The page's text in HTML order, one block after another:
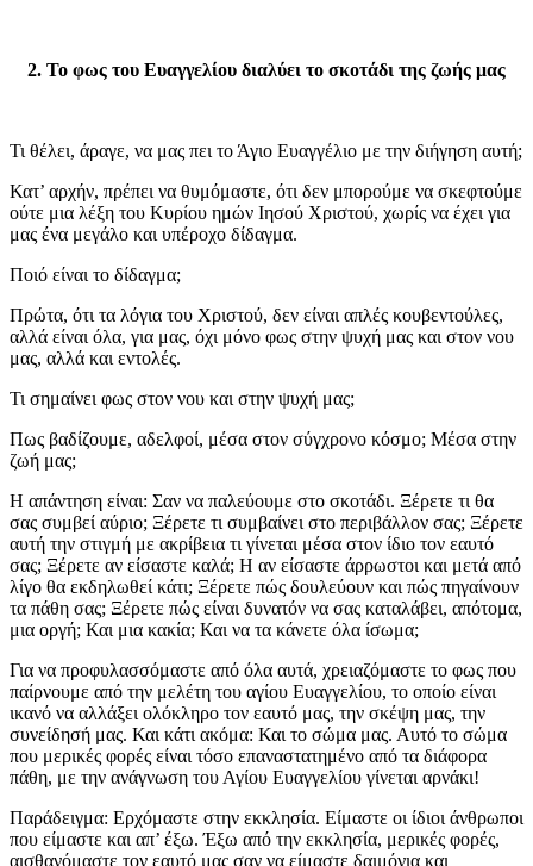
2. Το φως του Ευαγγελίου διαλύει το σκοτάδι της ζωής μας
Τι θέλει, άραγε, να μας πει το Άγιο Ευαγγέλιο με την διήγηση αυτή;
Κατ’ αρχήν, πρέπει να θυμόμαστε, ότι δεν μπορούμε να σκεφτούμε
ούτε μια λέξη του Κυρίου ημών Ιησού Χριστού, χωρίς να έχει για
μας ένα μεγάλο και υπέροχο δίδαγμα.
Ποιό είναι το δίδαγμα;
Πρώτα, ότι τα λόγια του Χριστού, δεν είναι απλές κουβεντούλες,
αλλά είναι όλα, για μας, όχι μόνο φως στην ψυχή μας και στον νου
μας, αλλά και εντολές.
Τι σημαίνει φως στον νου και στην ψυχή μας;
Πως βαδίζουμε, αδελφοί, μέσα στον σύγχρονο κόσμο; Μέσα στην
ζωή μας;
Η απάντηση είναι: Σαν να παλεύουμε στο σκοτάδι. Ξέρετε τι θα
σας συμβεί αύριο; Ξέρετε τι συμβαίνει στο περιβάλλον σας; Ξέρετε
αυτή την στιγμή με ακρίβεια τι γίνεται μέσα στον ίδιο τον εαυτό
σας; Ξέρετε αν είσαστε καλά; Η αν είσαστε άρρωστοι και μετά από
λίγο θα εκδηλωθεί κάτι; Ξέρετε πώς δουλεύουν και πώς πηγαίνουν
τα πάθη σας; Ξέρετε πώς είναι δυνατόν να σας καταλάβει, απότομα,
μια οργή; Και μια κακία; Και να τα κάνετε όλα ίσωμα;
Για να προφυλασσόμαστε από όλα αυτά, χρειαζόμαστε το φως που
παίρνουμε από την μελέτη του αγίου Ευαγγελίου, το οποίο είναι
ικανό να αλλάξει ολόκληρο τον εαυτό μας, την σκέψη μας, την
συνείδησή μας. Και κάτι ακόμα: Και το σώμα μας. Αυτό το σώμα
που μερικές φορές είναι τόσο επαναστατημένο από τα διάφορα
πάθη, με την ανάγνωση του Αγίου Ευαγγελίου γίνεται αρνάκι!
Παράδειγμα: Ερχόμαστε στην εκκλησία. Είμαστε οι ίδιοι άνθρωποι
που είμαστε και απ’ έξω. Έξω από την εκκλησία, μερικές φορές,
αισθανόμαστε τον εαυτό μας σαν να είμαστε δαιμόνια και